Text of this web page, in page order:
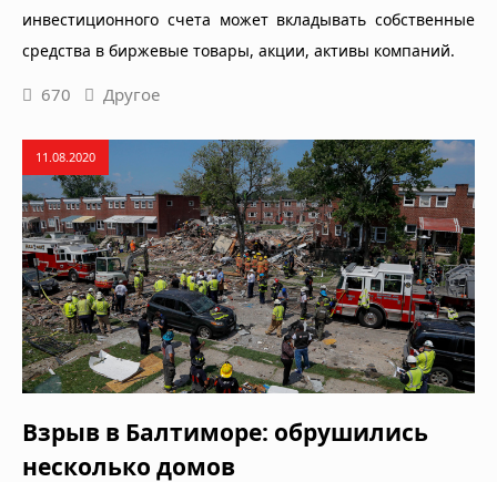
инвестиционного счета может вкладывать собственные
средства в биржевые товары, акции, активы компаний.
670 Другое
11.08.2020
Взрыв в Балтиморе: обрушились
несколько домов